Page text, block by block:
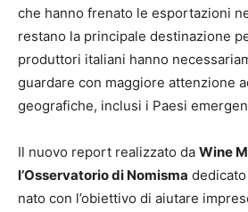
che hanno frenato le esportazioni
restano la principale destinazione
produttori italiani hanno
guardare con maggiore attenzione
geografiche, inclusi i Paesi
Il nuovo report realizzato da Wine
l’Osservatorio di Nomisma
nato con l’obiettivo di aiutare